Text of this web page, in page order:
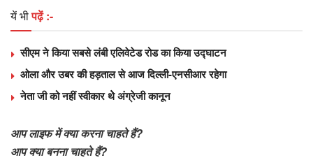
यें भीपढ़ें :-
सीएम ने किया सबसे लंबी एलिवेटेड रोड का किया उद्घाटन
ओला और उबर की हड़ताल से आज दिल्ली-एनसीआर रहेगा
नेता जी को नहीं स्‍वीकार थेे अंग्रेजी कानून
आप लाइफ में क्या करना चाहते हैं?
आप क्या बनना चाहते हैं?